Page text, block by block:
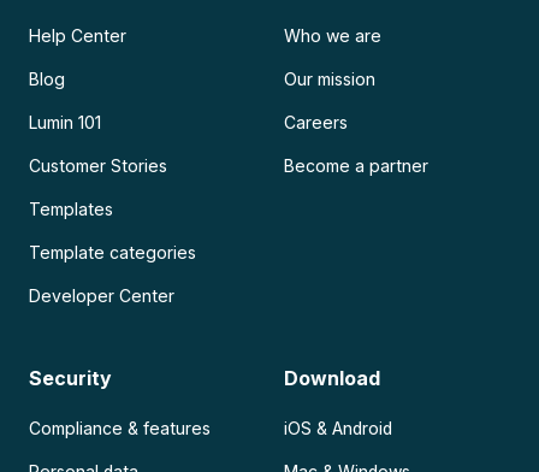
Help Center
Blog
Lumin 101
Customer Stories
Templates
Template categories
Developer Center
Who we are
Our mission
Careers
Become a partner
Security
Compliance & features
Download
iOS & Android